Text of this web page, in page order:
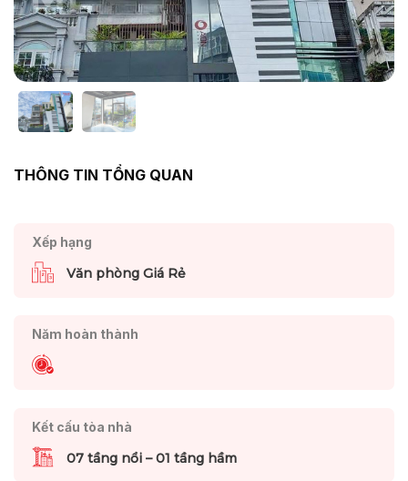
THÔNG TIN TỔNG QUAN
Xếp hạng
Văn phòng Giá Rẻ
Năm hoàn thành
Kết cấu tòa nhà
07 tầng nổi – 01 tầng hầm